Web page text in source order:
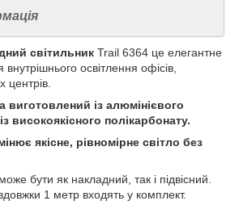
світильник Trail 6364 це елегантне
освітлення офісів,
центрів.
виготовлений із алюмінієвого
високоякісного полікарбонату.
якісне, рівномірне світло без
бути як накладний, так і підвісний.
1 метр входять у комплект.